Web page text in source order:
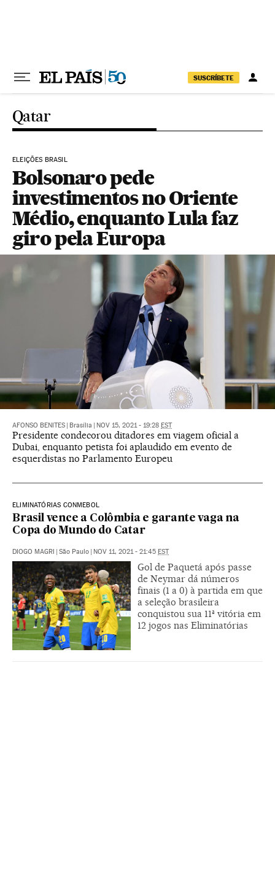
SUSCRÍBETE
Qatar
ELEIÇÕES BRASIL
Bolsonaro pede
investimentos no Oriente
Médio, enquanto Lula faz
giro pela Europa
AFONSO BENITES Brasília NOV 15, 2021 - 19:28 EST
Presidente condecorou ditadores em viagem oficial a
Dubai, enquanto petista foi aplaudido em evento de
esquerdistas no Parlamento Europeu
ELIMINATÓRIAS CONMEBOL
Brasil vence a Colômbia e garante vaga na
Copa do Mundo do Catar
DIOGO MAGRI São Paulo NOV 11, 2021 - 21:45 EST
Gol de Paquetá após passe
de Neymar dá números
finais (1 a 0) à partida em que
a seleção brasileira
conquistou sua 11ª vitória em
12 jogos nas Eliminatórias